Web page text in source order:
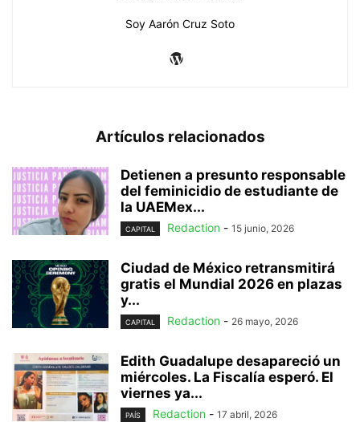
Soy Aarón Cruz Soto
Artículos relacionados
Detienen a presunto responsable
del feminicidio de estudiante de
la UAEMex...
CAPITAL Redaction - 15 junio, 2026
Ciudad de México retransmitirá
gratis el Mundial 2026 en plazas
y...
CAPITAL Redaction - 26 mayo, 2026
Edith Guadalupe desapareció un
miércoles. La Fiscalía esperó. El
viernes ya...
PAÍS Redaction - 17 abril, 2026